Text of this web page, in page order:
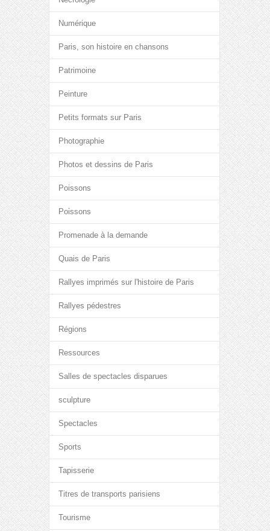
Numérique
Paris, son histoire en chansons
Patrimoine
Peinture
Petits formats sur Paris
Photographie
Photos et dessins de Paris
Poissons
Poissons
Promenade à la demande
Quais de Paris
Rallyes imprimés sur l'histoire de Paris
Rallyes pédestres
Régions
Ressources
Salles de spectacles disparues
sculpture
Spectacles
Sports
Tapisserie
Titres de transports parisiens
Tourisme